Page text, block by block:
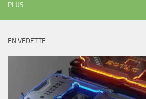
PLUS
EN VEDETTE